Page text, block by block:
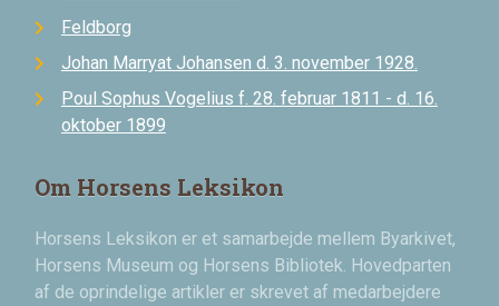
Feldborg
Johan Marryat Johansen d. 3. november 1928.
Poul Sophus Vogelius f. 28. februar 1811 - d. 16.
oktober 1899
Om Horsens Leksikon
Horsens Leksikon er et samarbejde mellem Byarkivet,
Horsens Museum og Horsens Bibliotek. Hovedparten
af de oprindelige artikler er skrevet af medarbejdere